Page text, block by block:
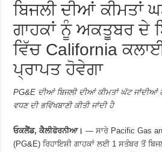
ਬਿਜਲੀ ਦੀਆਂ ਕੀਮਤਾਂ
ਗਾਹਕਾਂ ਨੂੰ ਅਕਤੂਬਰ ਦੇ
ਵਿੱਚ California
ਪ੍ਰਾਪਤ ਹੋਵੇਗਾ
PG&E ਦੀਆਂ ਬਿਜਲੀ ਦੀਆਂ ਕੀਮਤਾਂ ਘੱਟ ਜਾਂਦੀਆਂ
ਵਧਣ ਦੀ ਭਵਿੱਖਬਾਣੀ ਕੀਤੀ ਜਾਂਦੀ ਹੈ
ਓਕਲੈਂਡ, ਕੈਲੀਫੋਰਨੀਆ। — ਸਾਰੇ Pacific Gas
(PG&E) ਰਿਹਾਇਸ਼ੀ ਗਾਹਕਾਂ ਲਈ 1 ਸਤੰਬਰ ਤੋਂ